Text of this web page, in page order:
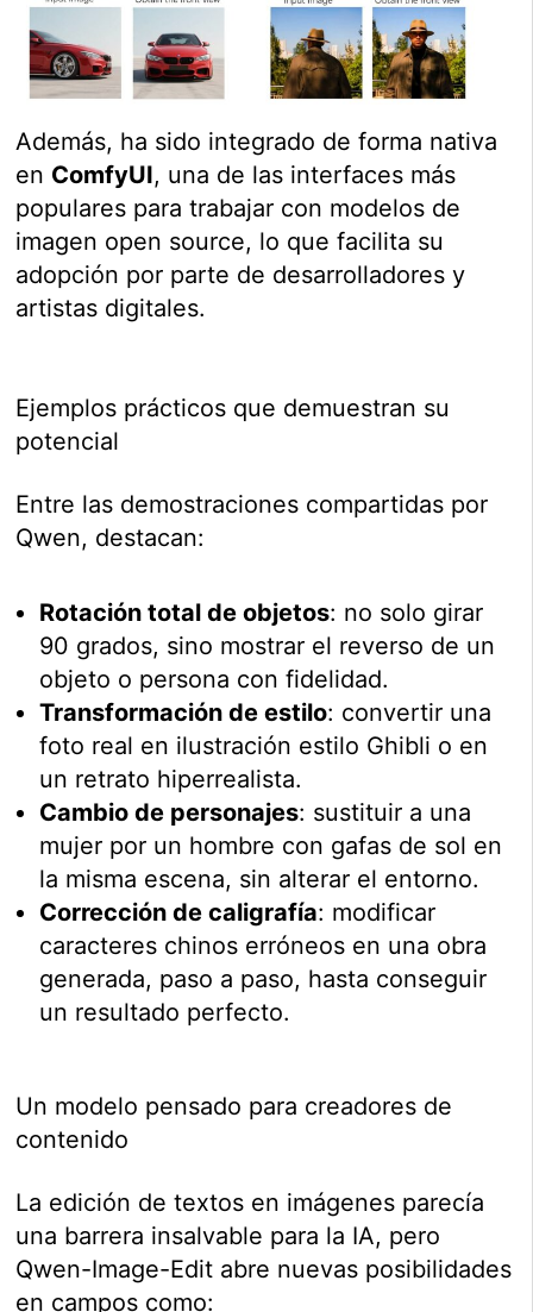
Además, ha sido integrado de forma nativa
en ComfyUI, una de las interfaces más
populares para trabajar con modelos de
imagen open source, lo que facilita su
adopción por parte de desarrolladores y
artistas digitales.
Ejemplos prácticos que demuestran su
potencial
Entre las demostraciones compartidas por
Qwen, destacan:
Rotación total de objetos: no solo girar
90 grados, sino mostrar el reverso de un
objeto o persona con fidelidad.
Transformación de estilo: convertir una
foto real en ilustración estilo Ghibli o en
un retrato hiperrealista.
Cambio de personajes: sustituir a una
mujer por un hombre con gafas de sol en
la misma escena, sin alterar el entorno.
Corrección de caligrafía: modificar
caracteres chinos erróneos en una obra
generada, paso a paso, hasta conseguir
un resultado perfecto.
Un modelo pensado para creadores de
contenido
La edición de textos en imágenes parecía
una barrera insalvable para la IA, pero
Qwen-Image-Edit abre nuevas posibilidades
en campos como: